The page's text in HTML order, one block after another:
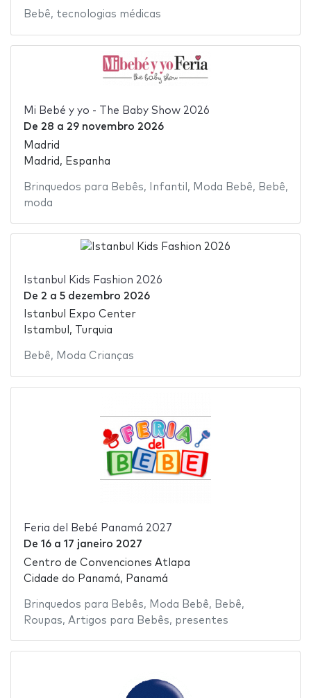
Bebê, tecnologias médicas
Mi Bebé y yo - The Baby Show 2026
De 28 a 29 novembro 2026
Madrid
Madrid, Espanha
Brinquedos para Bebês, Infantil , Moda Bebê, Bebê,
moda
Istanbul Kids Fashion 2026
De 2 a 5 dezembro 2026
Istanbul Expo Center
Istambul, Turquia
Bebê, Moda Crianças
Feria del Bebé Panamá 2027
De 16a 17 janeiro 2027
Centro de Convenciones Atlapa
Cidade do Panamá, Panamá
Brinquedos para Bebês, Moda Bebê, Bebê,
Roupas, Artigos para Bebês, presentes